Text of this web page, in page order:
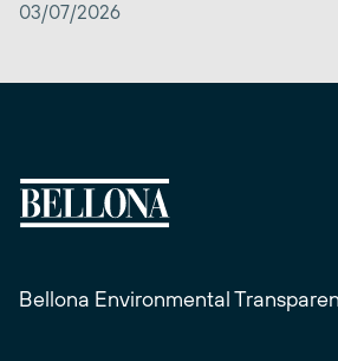
03/07/2026
Bellona Environmental